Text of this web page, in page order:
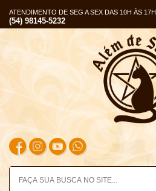
ATENDIMENTO DE SEG A SEX DAS 10H ÀS 17H
(54) 98145-5232